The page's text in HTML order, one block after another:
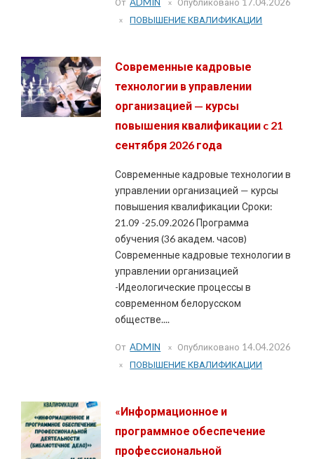
ПОВЫШЕНИЕ КВАЛИФИКАЦИИ
Современные кадровые
технологии в управлении
организацией — курсы
повышения квалификации c 21
сентября 2026 года
Современные кадровые технологии в
управлении организацией — курсы
повышения квалификации Сроки:
21.09 -25.09.2026 Программа
обучения (36 академ. часов)
Современные кадровые технологии в
управлении организацией
-Идеологические процессы в
современном белорусском
обществе....
От ADMIN Опубликовано 14.04.2026
ПОВЫШЕНИЕ КВАЛИФИКАЦИИ
«Информационное и
программное обеспечение
профессиональной